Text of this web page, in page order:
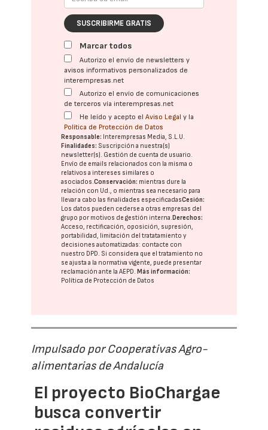
SUSCRIBIRME GRATIS
Marcar todos
Autorizo el envío de newsletters y
avisos informativos personalizados de
interempresas.net
Autorizo el envío de comunicaciones
de terceros vía interempresas.net
He leído y acepto elAviso Legal y la
Política de Protección de Datos
Responsable: Interempresas Media, S.L.U.
Finalidades: Suscripción a nuestra(s)
newsletter(s). Gestión de cuenta de usuario.
Envío de emails relacionados con la misma o
relativos a intereses similares o
asociados.Conservación: mientras dure la
relación con Ud., o mientras sea necesario para
llevar a cabo las finalidades especificadasCesión:
Los datos pueden cederse a otras empresas del
grupo por motivos de gestión interna. Derechos:
Acceso, rectificación, oposición, supresión,
portabilidad, limitación del tratatamiento y
decisiones automatizadas: contacte con
nuestro DPD. Si considera que el tratamiento no
se ajusta a la normativa vigente, puede presentar
reclamación ante laAEPD. Más información:
Política de Protección de Datos
Impulsado por Cooperativas Agro-
alimentarias de Andalucía
El proyecto BioChargae
busca convertir